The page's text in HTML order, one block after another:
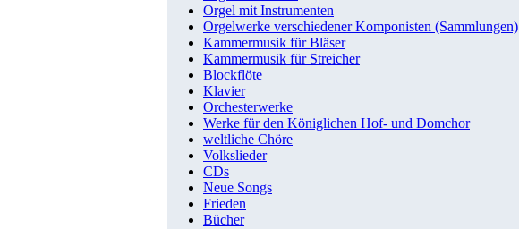
Orgel mit Instrumenten
Orgelwerke verschiedener Komponisten (Sammlungen)
Kammermusik für Bläser
Kammermusik für Streicher
Blockflöte
Klavier
Orchesterwerke
Werke für den Königlichen Hof- und Domchor
weltliche Chöre
Volkslieder
CDs
Neue Songs
Frieden
Bücher